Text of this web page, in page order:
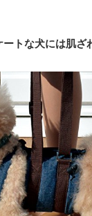
トな犬には肌ざ